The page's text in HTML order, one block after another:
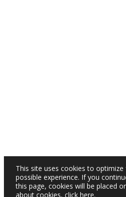
This site uses cookies to
possible experience. If you
this page, cookies will be placed
about cookies, click here.